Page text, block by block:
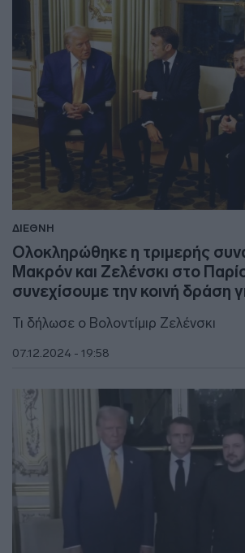
ΔΙΕΘΝΗ
Ολοκληρώθηκε η τριμερής
Μακρόν και Ζελένσκι στο
συνεχίσουμε την κοινή δράση
Τι δήλωσε ο Βολοντίμιρ Ζελένσκι
07.12.2024 - 19:58